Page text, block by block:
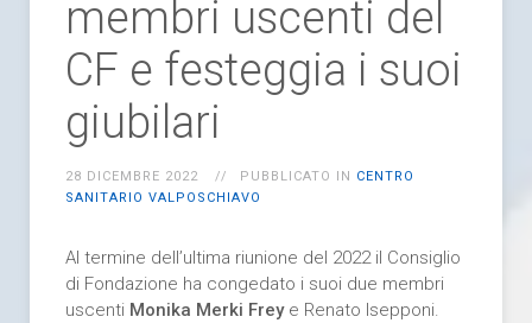
membri uscenti del
CF e festeggia i suoi
giubilari
28 DICEMBRE 2022 PUBBLICATO IN CENTRO
SANITARIO VALPOSCHIAVO
Al termine dell’ultima riunione del 2022 il Consiglio
di Fondazione ha congedato i suoi due membri
uscenti Monika Merki Freye Renato Isepponi.